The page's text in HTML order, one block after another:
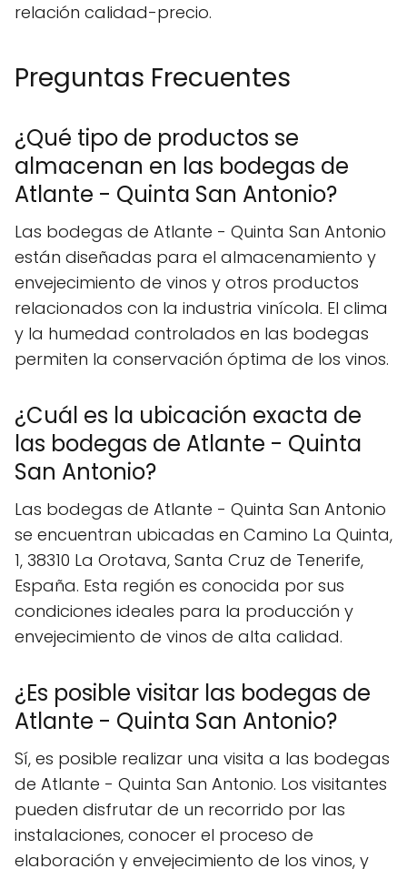
relación calidad-precio.
Preguntas Frecuentes
¿Qué tipo de productos se
almacenan en las bodegas de
Atlante - Quinta San Antonio?
Las bodegas de Atlante - Quinta San Antonio
están diseñadas para el almacenamiento y
envejecimiento de vinos y otros productos
relacionados con la industria vinícola. El clima
y la humedad controlados en las bodegas
permiten la conservación óptima de los vinos.
¿Cuál es la ubicación exacta de
las bodegas de Atlante - Quinta
San Antonio?
Las bodegas de Atlante - Quinta San Antonio
se encuentran ubicadas en Camino La Quinta,
1, 38310 La Orotava, Santa Cruz de Tenerife,
España. Esta región es conocida por sus
condiciones ideales para la producción y
envejecimiento de vinos de alta calidad.
¿Es posible visitar las bodegas de
Atlante - Quinta San Antonio?
Sí, es posible realizar una visita a las bodegas
de Atlante - Quinta San Antonio. Los visitantes
pueden disfrutar de un recorrido por las
instalaciones, conocer el proceso de
elaboración y envejecimiento de los vinos, y